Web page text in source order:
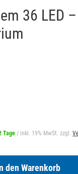
36 LED
Tage/ inkl. 19% MwSt. zzgl.
den Warenkorb